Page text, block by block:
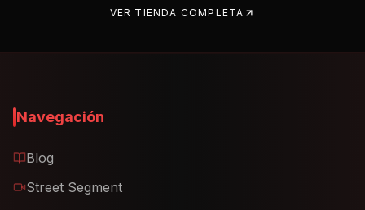
VER TIENDA COMPLETA
Navegación
Blog
Street Segment